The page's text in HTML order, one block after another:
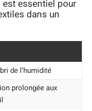
essentiel pour
dans un
de l’humidité
prolongée aux